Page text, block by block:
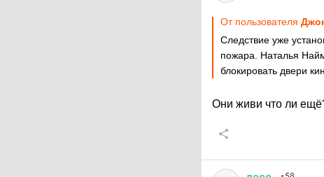
От пользователя
Следствие уже
пожара. Наталья
блокировать двери
Они живи что ли